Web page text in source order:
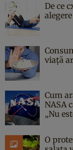
De ce
viață
Cum
NASA
„Nu
O